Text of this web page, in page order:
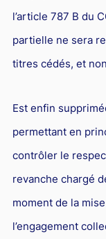
l’article 787 B du
partielle ne sera
titres cédés, et
Est enfin
permettant en
contrôler le
revanche chargé
moment de la
l’engagement